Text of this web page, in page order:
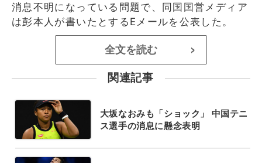
消息不明になっている問題で、同国国営メディア
は彭本人が書いたとするEメールを公表した。
全文を読む >
関連記事
大坂なおみも「ショック」 中国テニ
ス選手の消息に懸念表明